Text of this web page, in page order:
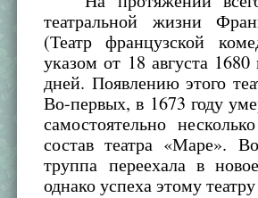
театральной жизни
(Театр французской
указом от 18 августа
дней. Появлению этого
Во-первых, в 1673 году
самостоятельно
состав театра «Маре».
труппа переехала в
однако успеха этому